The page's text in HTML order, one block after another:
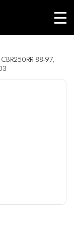
88-97,